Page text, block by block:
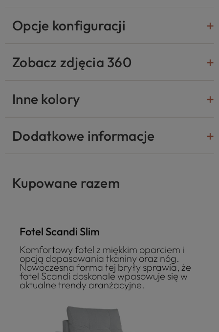
Opcje konfiguracji
Zobacz zdjęcia 360
Inne kolory
Dodatkowe informacje
Kupowane razem
Fotel Scandi Slim
Komfortowy fotel z miękkim oparciem i
opcją dopasowania tkaniny oraz nóg.
Nowoczesna forma tej bryły sprawia, że
fotel Scandi doskonale wpasowuje się w
aktualne trendy aranżacyjne.